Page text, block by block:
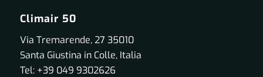
Climair 50
Via Tremarende, 27 35010
Santa Giustina in Colle, Italia
Tel: +39 049 9302626